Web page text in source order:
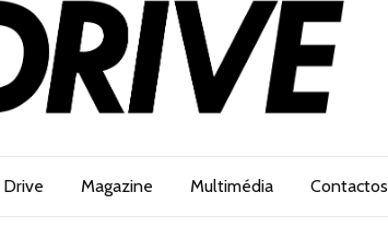
Drive Magazine Multimédia Contactos